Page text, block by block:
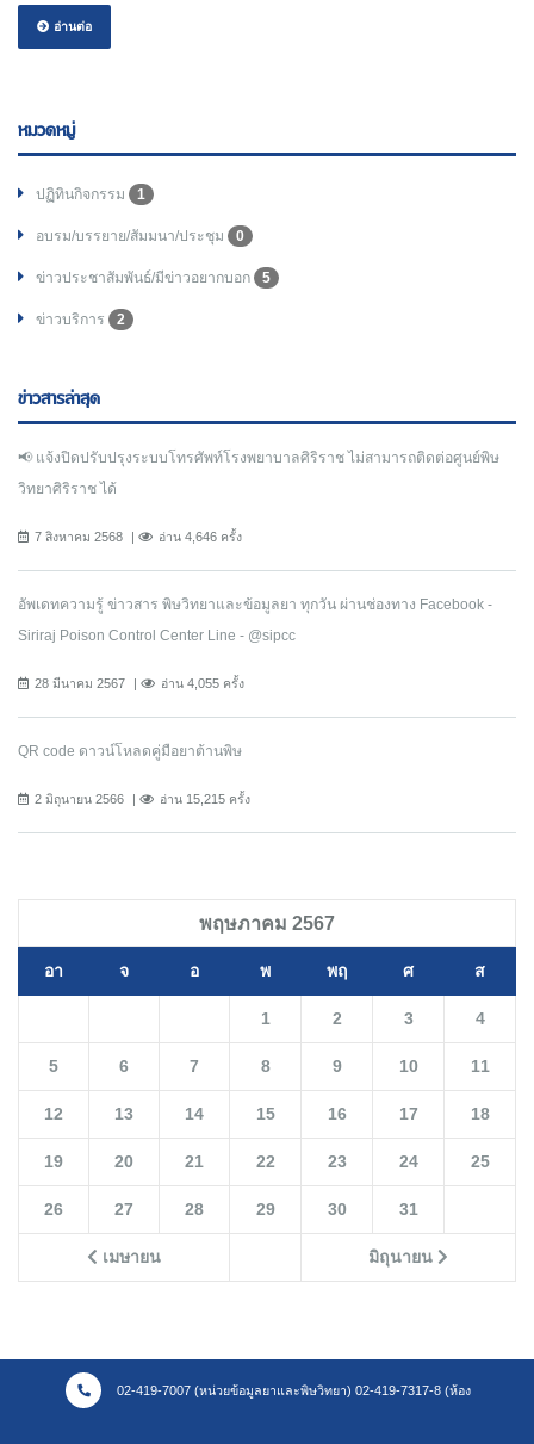
อ่านต่อ
หมวดหมู่
ปฏิทินกิจกรรม 1
อบรม/บรรยาย/สัมมนา/ประชุม 0
ข่าวประชาสัมพันธ์/มีข่าวอยากบอก 5
ข่าวบริการ 2
ข่าวสารล่าสุด
📢 แจ้งปิดปรับปรุงระบบโทรศัพท์โรงพยาบาลศิริราช ไม่สามารถติดต่อศูนย์พิษ
วิทยาศิริราช ได้
7 สิงหาคม 2568 อ่าน 4,646 ครั้ง
อัพเดทความรู้ ข่าวสาร พิษวิทยาและข้อมูลยา ทุกวัน ผ่านช่องทาง Facebook -
Siriraj Poison Control Center Line - @sipcc
28 มีนาคม 2567 อ่าน 4,055 ครั้ง
QR code ดาวน์โหลดคู่มือยาต้านพิษ
2 มิถุนายน 2566 อ่าน 15,215 ครั้ง
พฤษภาคม 2567
อา จ อ พ พฤ ศ ส
เมษายน มิถุนายน
1 2 3 4
5 6 7 8 9 10 11
12 13 14 15 16 17 18
19 20 21 22 23 24 25
26 27 28 29 30 31
02-419-7007 (หน่วยข้อมูลยาและพิษวิทยา) 02-419-7317-8 (ห้อง